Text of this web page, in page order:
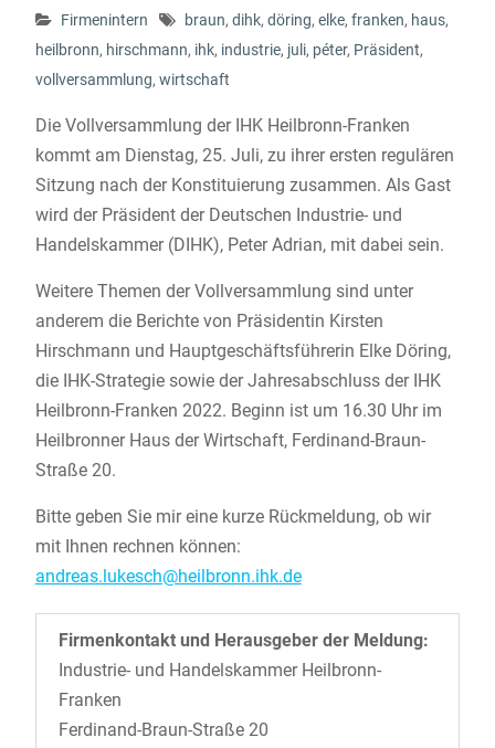
Firmenintern
braun, dihk, döring, elke, franken, haus,
heilbronn, hirschmann, ihk, industrie, juli, péter, Präsident,
vollversammlung, wirtschaft
Die Vollversammlung der IHK Heilbronn-Franken
kommt am Dienstag, 25. Juli, zu ihrer ersten regulären
Sitzung nach der Konstituierung zusammen. Als Gast
wird der Präsident der Deutschen Industrie- und
Handelskammer (DIHK), Peter Adrian, mit dabei sein.
Weitere Themen der Vollversammlung sind unter
anderem die Berichte von Präsidentin Kirsten
Hirschmann und Hauptgeschäftsführerin Elke Döring,
die IHK-Strategie sowie der Jahresabschluss der IHK
Heilbronn-Franken 2022. Beginn ist um 16.30 Uhr im
Heilbronner Haus der Wirtschaft, Ferdinand-Braun-
Straße 20.
Bitte geben Sie mir eine kurze Rückmeldung, ob wir
mit Ihnen rechnen können:
andreas.lukesch@heilbronn.ihk.de
Firmenkontakt und Herausgeber der Meldung:
Industrie- und Handelskammer Heilbronn-
Franken
Ferdinand-Braun-Straße 20